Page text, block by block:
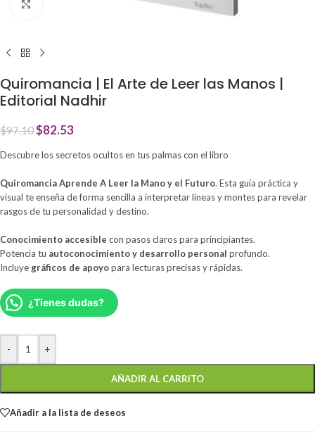
Quiromancia | El Arte de Leer las Manos |
Editorial Nadhir
$97.10$82.53
Descubre los secretos ocultos en tus palmas con el libro
Quiromancia Aprende A Leer la Mano y el Futuro. Esta guía práctica y
visual te enseña de forma sencilla a interpretar líneas y montes para revelar
rasgos de tu personalidad y destino.
Conocimiento accesible con pasos claros para principiantes.
Potencia tu autoconocimiento y desarrollo personal profundo.
Incluye gráficos de apoyopara lecturas precisas y rápidas.
¿Tienes dudas?
- +
AÑADIR AL CARRITO
Añadir a la lista de deseos